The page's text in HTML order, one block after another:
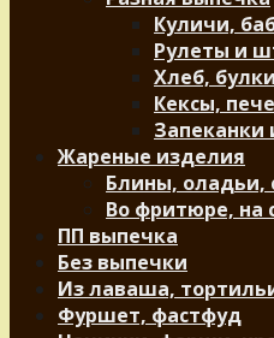
Куличи,
Рулеты и
Хлеб,
Кексы,
Запеканки
Жареные изделия
Блины, оладьи,
Во фритюре, на
ПП выпечка
Без выпечки
Из лаваша,
Фуршет, фастфуд